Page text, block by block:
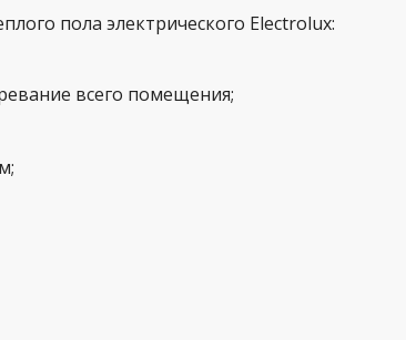
пола электрического Electrolux:
всего помещения;